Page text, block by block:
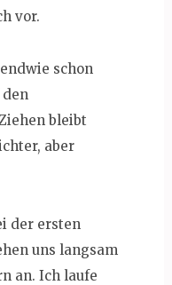
vor.
schon
bleibt
aber
der ersten
uns langsam
an. Ich laufe